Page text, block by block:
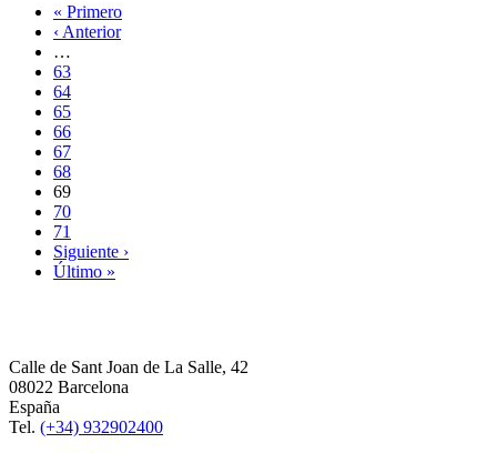
« Primero
‹ Anterior
…
63
64
65
66
67
68
69
70
71
Siguiente ›
Último »
Calle de Sant Joan de La Salle, 42
08022 Barcelona
España
Tel. (+34) 932902400